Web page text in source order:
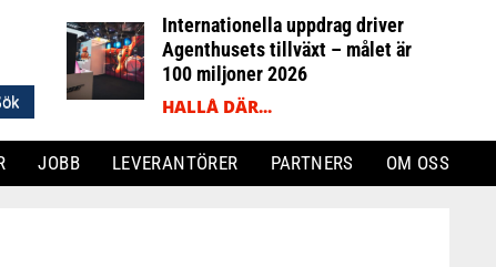
Internationella uppdrag driver
Agenthusets tillväxt – målet är
100 miljoner 2026
HALLÅ DÄR...
JOBB LEVERANTÖRER PARTNERS OM OSS